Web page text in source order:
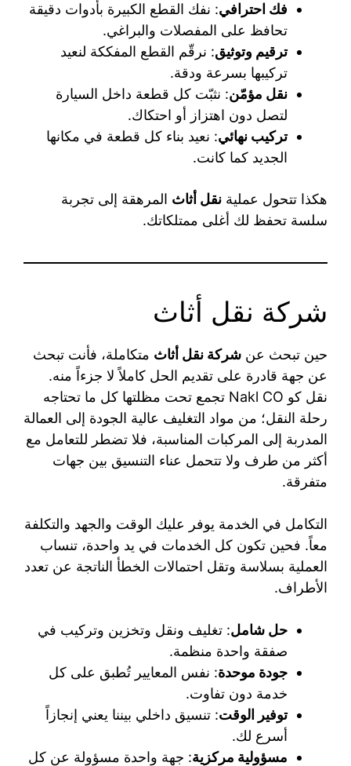
فك احترافي: نفك القطع الكبيرة بأدوات دقيقة
تحافظ على المفصلات والبراغي.
ترقيم وتوثيق: نرقّم القطع المفككة لنعيد
تركيبها بسرعة ودقة.
نقل مؤمّن: نثبّت كل قطعة داخل السيارة
لتصل دون اهتزاز أو احتكاك.
تركيب نهائي: نعيد بناء كل قطعة في مكانها
الجديد كما كانت.
هكذا تتحول عملية نقل أثاث المرهقة إلى تجربة
سلسة تحفظ لك أغلى ممتلكاتك.
شركة نقل أثاث
حين تبحث عن شركة نقل أثاث متكاملة، فأنت تبحث
عن جهة قادرة على تقديم الحل كاملاً لا جزءاً منه.
نقل كو Nakl CO تجمع تحت مظلتها كل ما تحتاجه
رحلة النقل؛ من مواد التغليف عالية الجودة إلى العمالة
المدربة إلى المركبات المناسبة، فلا تضطر للتعامل مع
أكثر من طرف ولا تتحمل عناء التنسيق بين جهات
متفرقة.
التكامل في الخدمة يوفر عليك الوقت والجهد والتكلفة
معاً. فحين تكون كل الخدمات في يد واحدة، تنساب
العملية بسلاسة وتقل احتمالات الخطأ الناتجة عن تعدد
الأطراف.
حل شامل: تغليف ونقل وتخزين وتركيب في
صفقة واحدة منظمة.
جودة موحدة: نفس المعايير تُطبق على كل
خدمة دون تفاوت.
توفير الوقت: تنسيق داخلي بيننا يعني إنجازاً
أسرع لك.
مسؤولية مركزية: جهة واحدة مسؤولة عن كل